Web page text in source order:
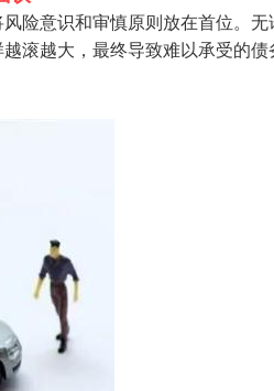
险意识和审慎原则放在首位。
滚越大，最终导致难以承受的